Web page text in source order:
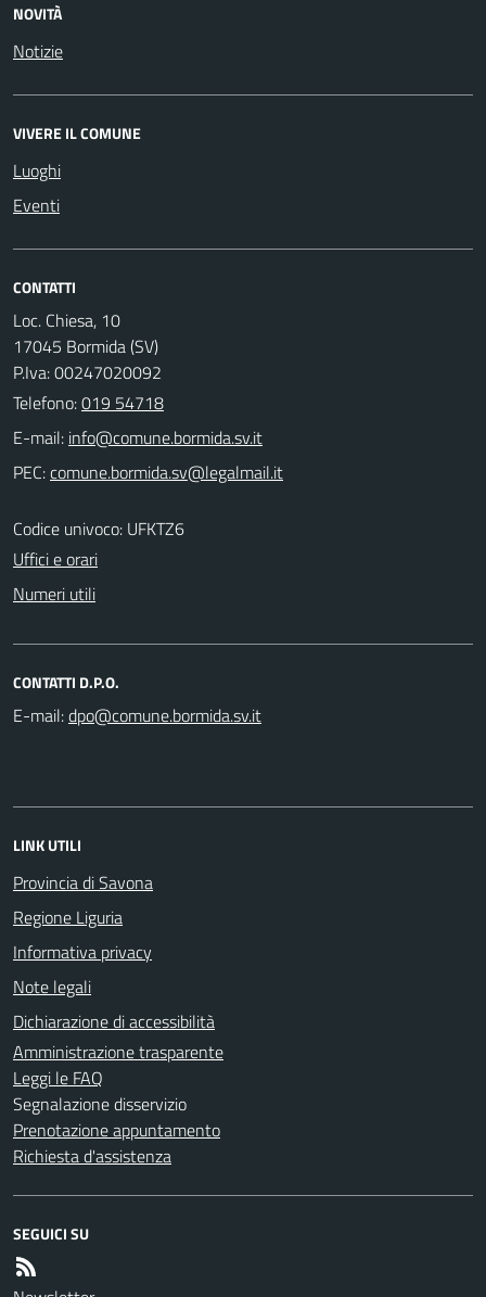
NOVITÀ
Notizie
VIVERE IL COMUNE
Luoghi
Eventi
CONTATTI
Loc. Chiesa, 10
17045 Bormida (SV)
P.Iva: 00247020092
Telefono:019 54718
E-mail:
PEC:
Codice univoco: UFKTZ6
Uffici e orari
Numeri utili
CONTATTI D.P.O.
E-mail:
LINK UTILI
Provincia di Savona
Regione Liguria
Informativa privacy
Note legali
Dichiarazione di accessibilità
Amministrazione trasparente
Leggi le FAQ
Segnalazione disservizio
Prenotazione appuntamento
Richiesta d'assistenza
SEGUICI SU